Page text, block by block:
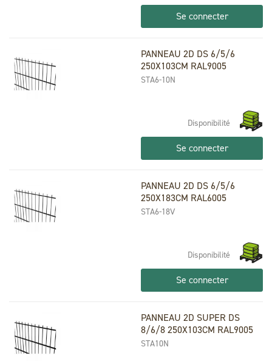
Se connecter
PANNEAU 2D DS 6/5/6
250X103CM RAL9005
STA6-10N
Disponibilité
Se connecter
PANNEAU 2D DS 6/5/6
250X183CM RAL6005
STA6-18V
Disponibilité
Se connecter
PANNEAU 2D SUPER DS
8/6/8 250X103CM RAL9005
STA10N